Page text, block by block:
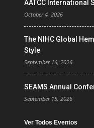
AATCC International
October 4, 2026
The NIHC Global
Style
September 16, 2026
SEAMS Annual
September 15, 2026
Ver Todos Eventos